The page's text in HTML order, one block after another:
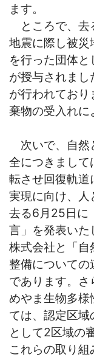
ます。
ところで、去
地震に際し被災
を行った団体
が授与されま
が行われてお
棄物の受入れに
次いで、自然
全につきまして
転させ回復軌
実現に向け、人
去る6月25日に
言」を発表いた
株式会社と「
整備についての
であります。
めやま生物多様
ては、認定区
として2区域の
これらの取り